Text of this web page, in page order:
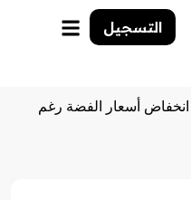
التسجيل
انخفاض أسعار الفضة رغم